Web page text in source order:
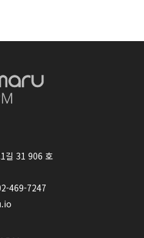
길 31 906 호
469-7247